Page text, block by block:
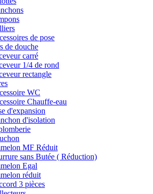
de pose
de douche
carré
1/4 de rond
rectangle
WC
Chauffe-eau
d'expansion
d'isolation
MF Réduit
sans Butée ( Réduction)
Egal
réduit
3 pièces